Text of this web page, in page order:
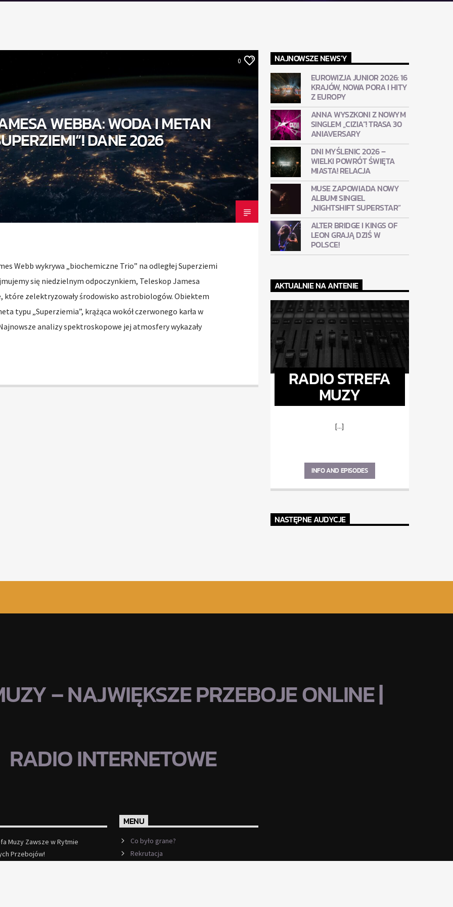
0
WEBBA: WODA I METAN
DANE 2026
Webb wykrywa „biochemiczne Trio” na odległej Superziemi
się niedzielnym odpoczynkiem, Teleskop Jamesa
które zelektryzowały środowisko astrobiologów. Obiektem
typu „Superziemia”, krążąca wokół czerwonego karła w
analizy spektroskopowe jej atmosfery wykazały
NAJNOWSZE NEWS'Y
EUROWIZJA JUNIOR 2026: 16
KRAJÓW, NOWA PORA I HITY
Z EUROPY
ANNA WYSZKONI Z NOWYM
SINGLEM „CIZIA”! TRASA 30
ANIAVERSARY
DNI MYŚLENIC 2026 –
WIELKI POWRÓT ŚWIĘTA
MIASTA! RELACJA
MUSE ZAPOWIADA NOWY
ALBUM! SINGIEL
„NIGHTSHIFT SUPERSTAR”
ALTER BRIDGE I KINGS OF
LEON GRAJĄ DZIŚ W
POLSCE!
AKTUALNIE NA ANTENIE
RADIO STREFA
MUZY
[...]
INFO AND EPISODES
NASTĘPNE AUDYCJE
– NAJWIĘKSZE PRZEBOJE ONLINE |
RADIO INTERNETOWE
Muzy Zawsze w Rytmie
Przebojów!
MENU
Co było grane?
Rekrutacja